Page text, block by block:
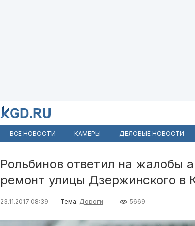
ВСЕ НОВОСТИ КАМЕРЫ ДЕЛОВЫЕ НОВОСТИ
Рольбинов ответил на жалобы
ремонт улицы Дзержинского в
23.11.2017 08:39 Тема: Дороги 5669